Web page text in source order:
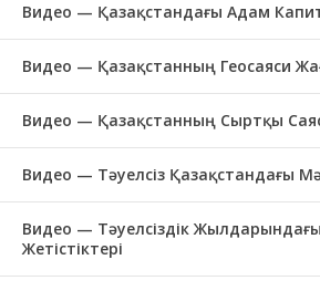
Видео — Қазақстандағы Адам
Видео — Қазақстанның Геосаяси
Видео — Қазақстанның Сыртқы
Видео — Тәуелсіз Қазақстандағы
Видео — Тәуелсіздік
Жетістіктері